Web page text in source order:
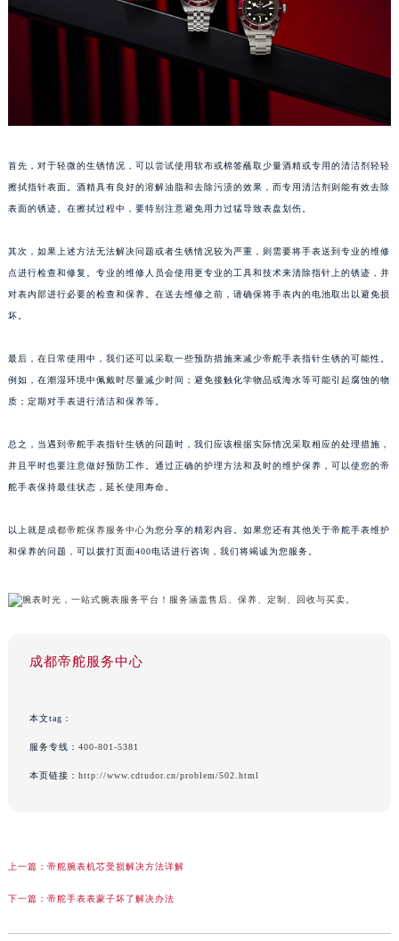
首先，对于轻微的生锈情况，可以尝试使用软布或棉签蘸取少量酒精或专用的清洁剂轻轻
擦拭指针表面。酒精具有良好的溶解油脂和去除污渍的效果，而专用清洁剂则能有效去除
表面的锈迹。在擦拭过程中，要特别注意避免用力过猛导致表盘划伤。
其次，如果上述方法无法解决问题或者生锈情况较为严重，则需要将手表送到专业的维修
点进行检查和修复。专业的维修人员会使用更专业的工具和技术来清除指针上的锈迹，并
对表内部进行必要的检查和保养。在送去维修之前，请确保将手表内的电池取出以避免损
坏。
最后，在日常使用中，我们还可以采取一些预防措施来减少帝舵手表指针生锈的可能性。
例如，在潮湿环境中佩戴时尽量减少时间；避免接触化学物品或海水等可能引起腐蚀的物
质；定期对手表进行清洁和保养等。
总之，当遇到帝舵手表指针生锈的问题时，我们应该根据实际情况采取相应的处理措施，
并且平时也要注意做好预防工作。通过正确的护理方法和及时的维护保养，可以使您的帝
舵手表保持最佳状态，延长使用寿命。
以上就是 成都帝舵保养服务中心为您分享的精彩内容。如果您还有其他关于帝舵手表维护
和保养的问题，可以拨打页面400电话进行咨询，我们将竭诚为您服务。
成都帝舵服务中心
本文tag：
服务专线： 400-801-5381
本页链接： http://www.cdtudor.cn/problem/502.html
上一篇： 帝舵腕表机芯受损解决方法详解
下一篇： 帝舵手表表蒙子坏了解决办法